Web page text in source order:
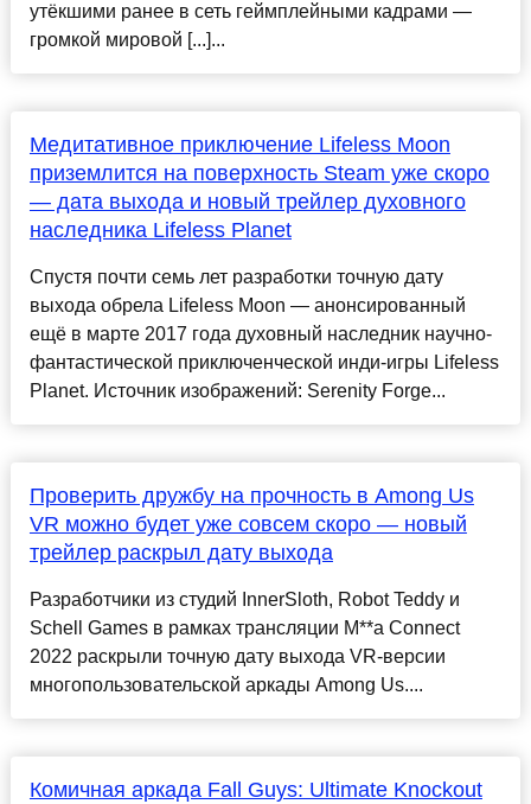
утёкшими ранее в сеть геймплейными кадрами —
громкой мировой [...]...
Медитативное приключение Lifeless Moon
приземлится на поверхность Steam уже скоро
— дата выхода и новый трейлер духовного
наследника Lifeless Planet
Спустя почти семь лет разработки точную дату
выхода обрела Lifeless Moon — анонсированный
ещё в марте 2017 года духовный наследник научно-
фантастической приключенческой инди-игры Lifeless
Planet. Источник изображений: Serenity Forge...
Проверить дружбу на прочность в Among Us
VR можно будет уже совсем скоро — новый
трейлер раскрыл дату выхода
Разработчики из студий InnerSloth, Robot Teddy и
Schell Games в рамках трансляции M**a Connect
2022 раскрыли точную дату выхода VR-версии
многопользовательской аркады Among Us....
Комичная аркада Fall Guys: Ultimate Knockout